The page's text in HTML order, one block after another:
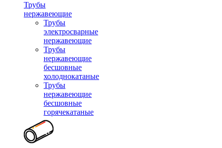
Трубы
нержавеющие
Трубы
электросварные
нержавеющие
Трубы
нержавеющие
бесшовные
холоднокатаные
Трубы
нержавеющие
бесшовные
горячекатаные